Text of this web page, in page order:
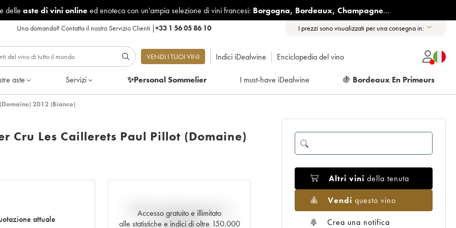
delle aste di vini onlineed enoteca con un'ampia selezione di vini francesi: Borgogna, Bordeaux, Champagne...
Una domanda?Contatta il nostro Servizio Clienti |+33 1 56 05 86 10 I prezzi sono visualizzati per una consegna in:
VENDI I TUOI VINI Indici iDealwine Enciclopedia del vino
aste Servizi ✨Personal Sommelier I must-have iDealwine 🍇 Bordeaux En Primeurs
2012 (Bianco)
Cru Les Caillerets Paul Pillot (Domaine)
attuale
Accesso gratuito e illimitato
alle statistiche e indici di oltre 150.000
Andamento della quotazione in
tempo reale
Altri vini della tenuta
Vendi questo vino
Crea una notifica